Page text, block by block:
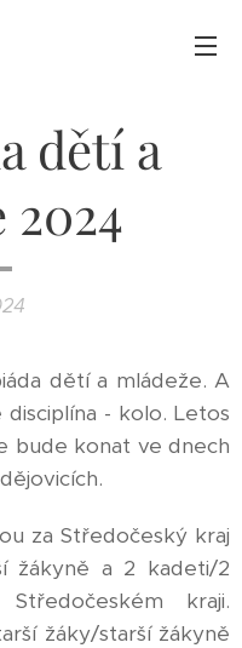
dětí a
2024
dětí a mládeže. A
- kolo. Letos
bude konat ve dnech
za Středočeský kraj
žákyně a 2 kadeti/2
kraji.
žáky/starší žákyně